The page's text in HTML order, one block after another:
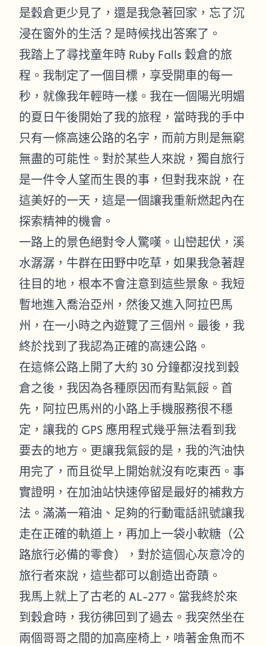
是穀倉更少見了，還是我急著回家，忘了沉
浸在窗外的生活？是時候找出答案了。
我踏上了尋找童年時 Ruby Falls 穀倉的旅
程。我制定了一個目標，享受開車的每一
秒，就像我年輕時一樣。我在一個陽光明媚
的夏日午後開始了我的旅程，當時我的手中
只有一條高速公路的名字，而前方則是無窮
無盡的可能性。對於某些人來說，獨自旅行
是一件令人望而生畏的事，但對我來說，在
這美好的一天，這是一個讓我重新燃起內在
探索精神的機會。
一路上的景色絕對令人驚嘆。山巒起伏，溪
水潺潺，牛群在田野中吃草，如果我急著趕
往目的地，根本不會注意到這些景象。我短
暫地進入喬治亞州，然後又進入阿拉巴馬
州，在一小時之內遊覽了三個州。最後，我
終於找到了我認為正確的高速公路。
在這條公路上開了大約 30 分鐘都沒找到穀
倉之後，我因為各種原因而有點氣餒。首
先，阿拉巴馬州的小路上手機服務很不穩
定，讓我的 GPS 應用程式幾乎無法看到我
要去的地方。更讓我氣餒的是，我的汽油快
用完了，而且從早上開始就沒有吃東西。事
實證明，在加油站快速停留是最好的補救方
法。滿滿一箱油、足夠的行動電話訊號讓我
走在正確的軌道上，再加上一袋小軟糖（公
路旅行必備的零食），對於這個心灰意冷的
旅行者來說，這些都可以創造出奇蹟。
我馬上就上了古老的 AL-277。當我終於來
到穀倉時，我彷彿回到了過去。我突然坐在
兩個哥哥之間的加高座椅上，啃著金魚而不